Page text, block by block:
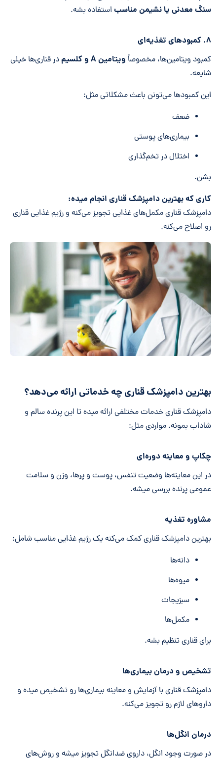
سنگ معدنی یا نشیمن مناسب استفاده بشه.
۸. کمبودهای تغذیه‌ای
کمبود ویتامین‌ها، مخصوصاً ویتامین و کلسیمدر قناری‌ها خیلی
شایعه.
این کمبودها می‌تونن باعث مشکلاتی مثل:
ضعف
بیماری‌های پوستی
اختلال در تخم‌گذاری
بشن.
کاری که بهترین دامپزشک قناری انجام میده:
دامپزشک قناری مکمل‌های غذایی تجویز می‌کنه و رژیم غذایی قناری
رو اصلاح می‌کنه.
بهترین دامپزشک قناری چه خدماتی ارائه می‌دهد؟
دامپزشک قناری خدمات مختلفی ارائه میده تا این پرنده سالم و
شاداب بمونه. مواردی مثل:
چکاپ و معاینه دوره‌ای
در این معاینه‌ها وضعیت تنفس، پوست و پرها، وزن و سلامت
عمومی پرنده بررسی میشه.
مشاوره تغذیه
بهترین دامپزشک قناری کمک می‌کنه یک رژیم غذایی مناسب شامل:
دانه‌ها
میوه‌ها
سبزیجات
مکمل‌ها
برای قناری تنظیم بشه.
تشخیص و درمان بیماری‌ها
دامپزشک قناری با آزمایش و معاینه بیماری‌ها رو تشخیص میده و
داروهای لازم رو تجویز می‌کنه.
درمان انگل‌ها
در صورت وجود انگل، داروی ضدانگل تجویز میشه و روش‌های